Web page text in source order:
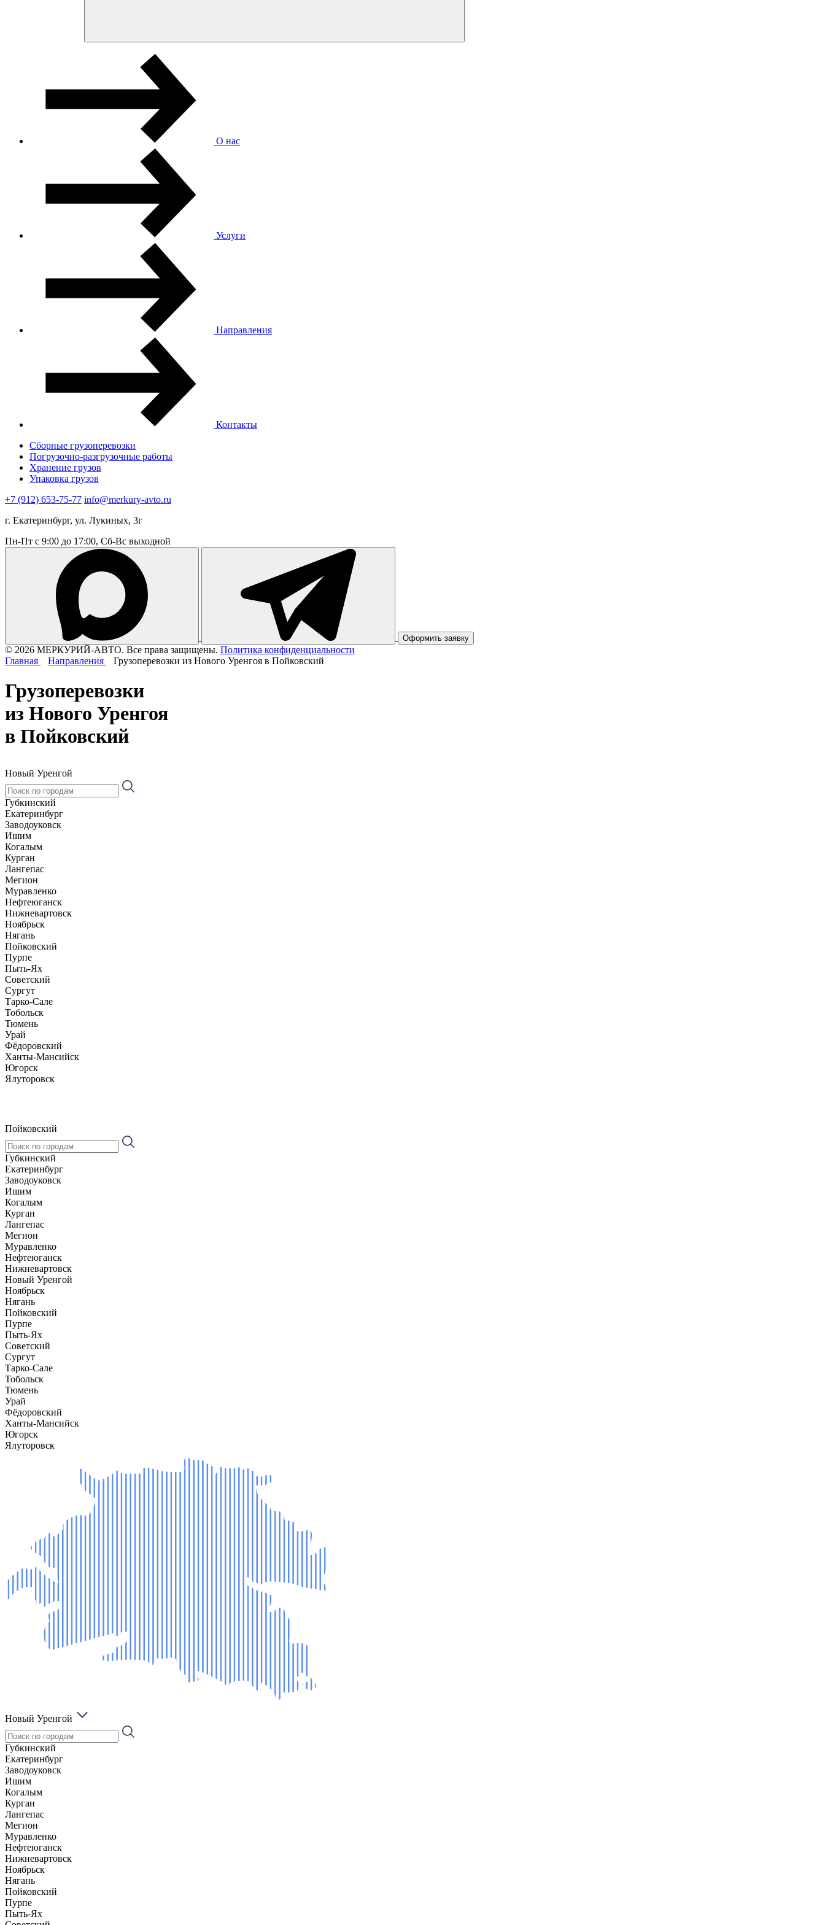
О нас
Услуги
Направления
Контакты
Сборные грузоперевозки
Погрузочно-разгрузочные работы
Хранение грузов
Упаковка грузов
+7 (912) 653-75-77 info@merkury-avto.ru
г. Екатеринбург, ул. Лукиных, 3г
Пн-Пт с 9:00 до 17:00, Сб-Вс выходной
Оформить заявку
© 2026 МЕРКУРИЙ-АВТО. Все права защищены. Политика конфиденциальности
Главная
Направления Грузоперевозки из Нового Уренгоя в Пойковский
Грузоперевозки
из Нового Уренгоя
в Пойковский
Новый Уренгой
Губкинский
Екатеринбург
Заводоуковск
Ишим
Когалым
Курган
Лангепас
Мегион
Муравленко
Нефтеюганск
Нижневартовск
Ноябрьск
Нягань
Пойковский
Пурпе
Пыть-Ях
Советский
Сургут
Тарко-Сале
Тобольск
Тюмень
Урай
Фёдоровский
Ханты-Мансийск
Югорск
Ялуторовск
Пойковский
Губкинский
Екатеринбург
Заводоуковск
Ишим
Когалым
Курган
Лангепас
Мегион
Муравленко
Нефтеюганск
Нижневартовск
Новый Уренгой
Ноябрьск
Нягань
Пойковский
Пурпе
Пыть-Ях
Советский
Сургут
Тарко-Сале
Тобольск
Тюмень
Урай
Фёдоровский
Ханты-Мансийск
Югорск
Ялуторовск
Новый Уренгой
Губкинский
Екатеринбург
Заводоуковск
Ишим
Когалым
Курган
Лангепас
Мегион
Муравленко
Нефтеюганск
Нижневартовск
Ноябрьск
Нягань
Пойковский
Пурпе
Пыть-Ях